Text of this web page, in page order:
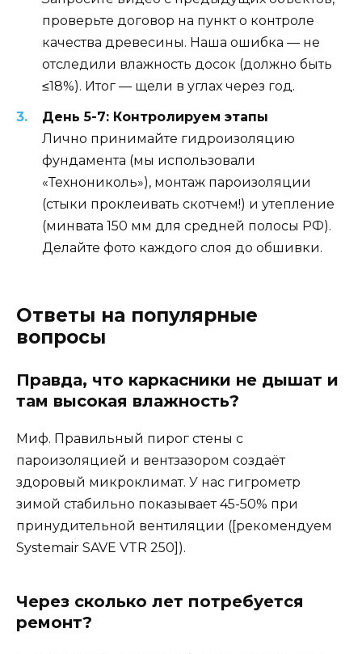
проверьте договор на пункт о контроле
качества древесины. Наша ошибка — не
отследили влажность досок (должно быть
≤18%). Итог — щели в углах через год.
День 5-7: Контролируем этапы
Лично принимайте гидроизоляцию
фундамента (мы использовали
«Технониколь»), монтаж пароизоляции
(стыки проклеивать скотчем!) и утепление
(минвата 150 мм для средней полосы РФ).
Делайте фото каждого слоя до обшивки.
Ответы на популярные
вопросы
Правда, что каркасники не дышат и
там высокая влажность?
Миф. Правильный пирог стены с
пароизоляцией и вентзазором создаёт
здоровый микроклимат. У нас гигрометр
зимой стабильно показывает 45-50% при
принудительной вентиляции ([рекомендуем
Systemair SAVE VTR 250]).
Через сколько лет потребуется
ремонт?